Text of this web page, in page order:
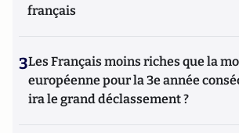
français
3Les Français moins riches que la
européenne pour la 3e année
ira le grand déclassement ?